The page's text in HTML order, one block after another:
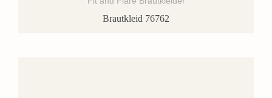
Brautkleid 76762